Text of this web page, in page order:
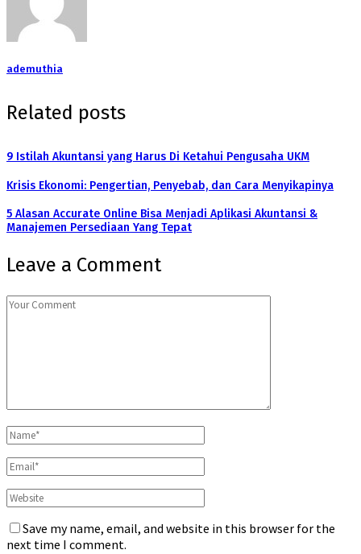
ademuthia
Related posts
9 Istilah Akuntansi yang Harus Di Ketahui Pengusaha UKM
Krisis Ekonomi: Pengertian, Penyebab, dan Cara Menyikapinya
5 Alasan Accurate Online Bisa Menjadi Aplikasi Akuntansi &
Manajemen Persediaan Yang Tepat
Leave a Comment
Save my name, email, and website in this browser for the
next time I comment.